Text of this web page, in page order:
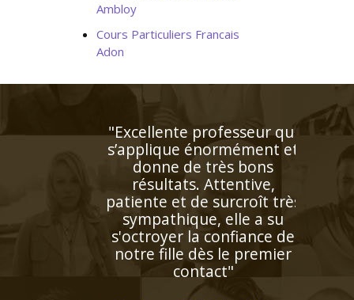
Ambloy
Cours Particuliers Francais
Adon
"Entièrement satisfaite.
Ma fille a augmenté sa
moyenne en anglais en
obtenant un 18/20 au
troisième trimestre. Je
compte faire la même
chose avec mon fils à la
rentrée de septembre avec
bien entendu la même
enseignante !"